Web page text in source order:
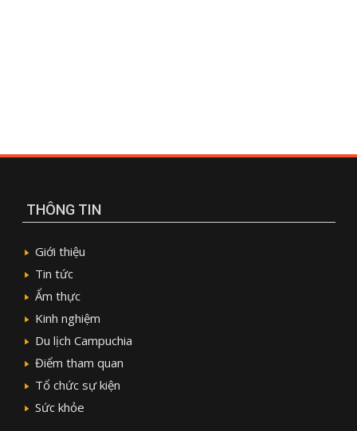
THÔNG TIN
Giới thiệu
Tin tức
Ẩm thực
Kinh nghiệm
Du lịch Campuchia
Điểm tham quan
Tổ chức sự kiện
Sức khỏe